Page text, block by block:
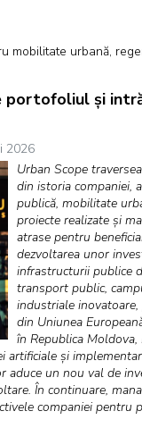
mobilitate urbană,
portofoliul și
2026
Urban Scope
din istoria companiei,
publică, mobilitate
proiecte realizate și
atrase pentru
dezvoltarea unor
infrastructurii publice
transport public,
industriale
din Uniunea
în Republica
artificiale și
aduce un nou val de
În continuare,
companiei pentru